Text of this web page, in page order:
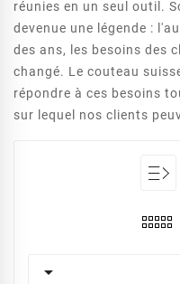
réunies en un seul outil.
devenue une légende :
des ans, les besoins des
changé. Le couteau
répondre à ces besoins
sur lequel nos clients
